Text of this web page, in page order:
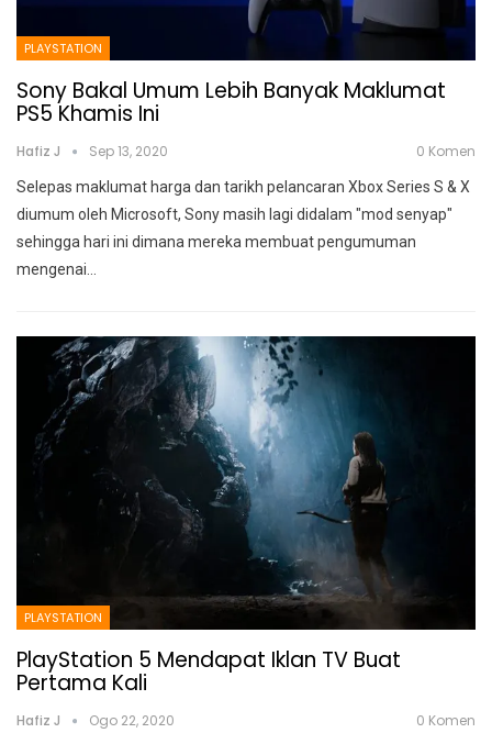
PLAYSTATION
Sony Bakal Umum Lebih Banyak Maklumat
PS5 Khamis Ini
Hafiz J Sep 13, 2020 0 Komen
Selepas maklumat harga dan tarikh pelancaran Xbox Series S & X
diumum oleh Microsoft, Sony masih lagi didalam "mod senyap"
sehingga hari ini dimana mereka membuat pengumuman
mengenai
PLAYSTATION
PlayStation 5 Mendapat Iklan TV Buat
Pertama Kali
Hafiz J Ogo 22, 2020 0 Komen